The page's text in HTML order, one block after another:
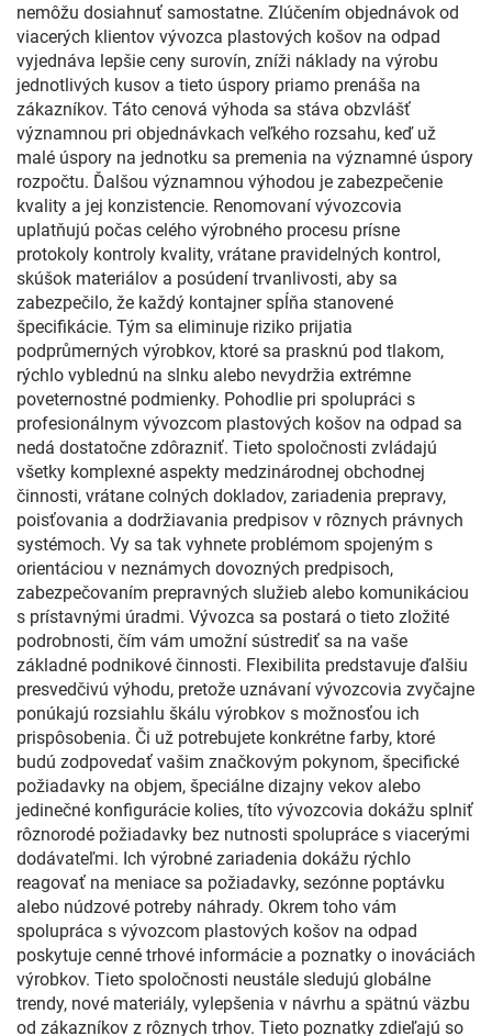
nemôžu dosiahnuť samostatne. Zlúčením objednávok od
viacerých klientov vývozca plastových košov na odpad
vyjednáva lepšie ceny surovín, zníži náklady na výrobu
jednotlivých kusov a tieto úspory priamo prenáša na
zákazníkov. Táto cenová výhoda sa stáva obzvlášť
významnou pri objednávkach veľkého rozsahu, keď už
malé úspory na jednotku sa premenia na významné úspory
rozpočtu. Ďalšou významnou výhodou je zabezpečenie
kvality a jej konzistencie. Renomovaní vývozcovia
uplatňujú počas celého výrobného procesu prísne
protokoly kontroly kvality, vrátane pravidelných kontrol,
skúšok materiálov a posúdení trvanlivosti, aby sa
zabezpečilo, že každý kontajner spĺňa stanovené
špecifikácie. Tým sa eliminuje riziko prijatia
podprůmerných výrobkov, ktoré sa prasknú pod tlakom,
rýchlo vyblednú na slnku alebo nevydržia extrémne
poveternostné podmienky. Pohodlie pri spolupráci s
profesionálnym vývozcom plastových košov na odpad sa
nedá dostatočne zdôrazniť. Tieto spoločnosti zvládajú
všetky komplexné aspekty medzinárodnej obchodnej
činnosti, vrátane colných dokladov, zariadenia prepravy,
poisťovania a dodržiavania predpisov v rôznych právnych
systémoch. Vy sa tak vyhnete problémom spojeným s
orientáciou v neznámych dovozných predpisoch,
zabezpečovaním prepravných služieb alebo komunikáciou
s prístavnými úradmi. Vývozca sa postará o tieto zložité
podrobnosti, čím vám umožní sústrediť sa na vaše
základné podnikové činnosti. Flexibilita predstavuje ďalšiu
presvedčivú výhodu, pretože uznávaní vývozcovia zvyčajne
ponúkajú rozsiahlu škálu výrobkov s možnosťou ich
prispôsobenia. Či už potrebujete konkrétne farby, ktoré
budú zodpovedať vašim značkovým pokynom, špecifické
požiadavky na objem, špeciálne dizajny vekov alebo
jedinečné konfigurácie kolies, títo vývozcovia dokážu splniť
rôznorodé požiadavky bez nutnosti spolupráce s viacerými
dodávateľmi. Ich výrobné zariadenia dokážu rýchlo
reagovať na meniace sa požiadavky, sezónne poptávku
alebo núdzové potreby náhrady. Okrem toho vám
spolupráca s vývozcom plastových košov na odpad
poskytuje cenné trhové informácie a poznatky o inováciách
výrobkov. Tieto spoločnosti neustále sledujú globálne
trendy, nové materiály, vylepšenia v návrhu a spätnú väzbu
od zákazníkov z rôznych trhov. Tieto poznatky zdieľajú so